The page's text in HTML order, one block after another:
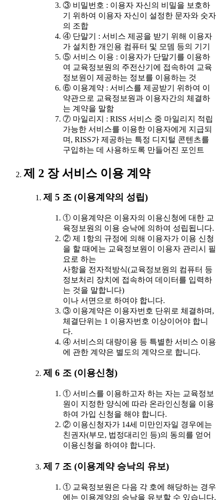
③ 비밀번호 : 이용자 자신의 비밀을 보호하
기 위하여 이용자 자신이 설정한 문자와 숫자
의 조합
④ 단말기 : 서비스 제공을 받기 위해 이용자
가 설치한 개인용 컴퓨터 및 모뎀 등의 기기
⑤ 서비스 이용 : 이용자가 단말기를 이용하
여 교육정보원의 주전산기에 접속하여 교육
정보원이 제공하는 정보를 이용하는 것
⑥ 이용계약 : 서비스를 제공받기 위하여 이
약관으로 교육정보원과 이용자간의 체결하
는 계약을 말함
⑦ 마일리지 : RISS 서비스 중 마일리지 적립
가능한 서비스를 이용한 이용자에게 지급되
며, RISS가 제공하는 특정 디지털 콘텐츠를
구입하는 데 사용하도록 만들어진 포인트
제 2 장 서비스 이용 계약
제 5 조 (이용계약의 성립)
① 이용계약은 이용자의 이용신청에 대한 교
육정보원의 이용 승낙에 의하여 성립됩니다.
② 제 1항의 규정에 의해 이용자가 이용 신청
을 할 때에는 교육정보원이 이용자 관리시 필
요로 하는
사항을 전자적방식(교육정보원의 컴퓨터 등
정보처리 장치에 접속하여 데이터를 입력하
는 것을 말합니다)
이나 서면으로 하여야 합니다.
③ 이용계약은 이용자번호 단위로 체결하며,
체결단위는 1 이용자번호 이상이어야 합니
다.
④ 서비스의 대량이용 등 특별한 서비스 이용
에 관한 계약은 별도의 계약으로 합니다.
제 6 조 (이용신청)
① 서비스를 이용하고자 하는 자는 교육정보
원이 지정한 양식에 따라 온라인신청을 이용
하여 가입 신청을 해야 합니다.
② 이용신청자가 14세 미만인자일 경우에는
친권자(부모, 법정대리인 등)의 동의를 얻어
이용신청을 하여야 합니다.
제 7 조 (이용계약 승낙의 유보)
① 교육정보원은 다음 각 호에 해당하는 경우
에는 이용계약의 승낙을 유보할 수 있습니다.